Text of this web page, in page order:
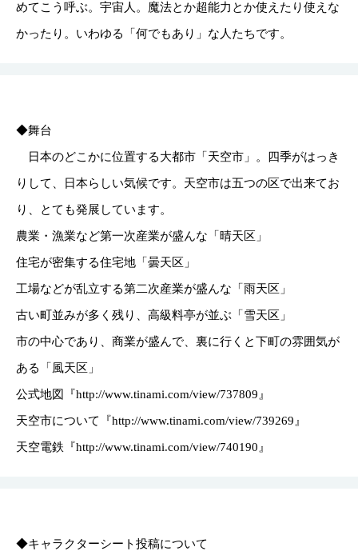
めてこう呼ぶ。宇宙人。魔法とか超能力とか使えたり使えな
かったり。いわゆる「何でもあり」な人たちです。
◆舞台
日本のどこかに位置する大都市「天空市」。四季がはっき
りして、日本らしい気候です。天空市は五つの区で出来てお
り、とても発展しています。
農業・漁業など第一次産業が盛んな「晴天区」
住宅が密集する住宅地「曇天区」
工場などが乱立する第二次産業が盛んな「雨天区」
古い町並みが多く残り、高級料亭が並ぶ「雪天区」
市の中心であり、商業が盛んで、裏に行くと下町の雰囲気が
ある「風天区」
公式地図『http://www.tinami.com/view/737809』
天空市について『http://www.tinami.com/view/739269』
天空電鉄『http://www.tinami.com/view/740190』
◆キャラクターシート投稿について